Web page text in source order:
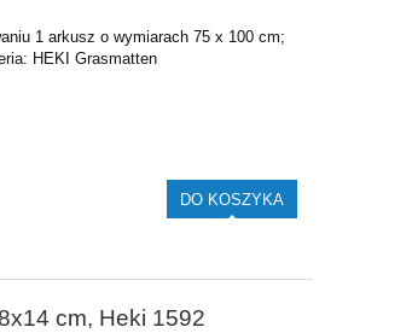
1 arkusz o wymiarach 75 x 100 cm;
HEKI Grasmatten
DO KOSZYKA
cm, Heki 1592